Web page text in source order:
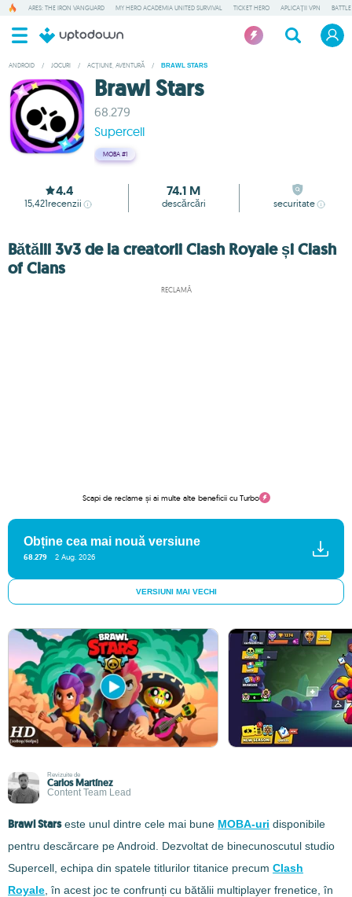
ARES: THE IRON VANGUARD MY HERO ACADEMIA UNITED SURVIVAL TICKET HERO APLICAȚII VPN
ANDROID / JOCURI / ACȚIUNE, AVENTURĂ / BRAWL STARS
Brawl Stars
68.279
Supercell
MOBA #1
4.4
15,421recenzii
74.1 M
descărcări securitate
Bătălii 3v3 de la creatorii Clash Royale și Clash
of Clans
RECLAMĂ
Scapi de reclame și ai multe alte beneficii cu Turbo
Obține cea mai nouă versiune
68.279 2 Aug. 2026
VERSIUNI MAI VECHI
Revizuite de
Carlos Martínez
Content Team Lead
Brawl Starseste unul dintre cele mai bune MOBA-uri disponibile
pentru descărcare pe Android. Dezvoltat de binecunoscutul studio
Supercell, echipa din spatele titlurilor titanice precum Clash
Royale , în acest joc te confrunți cu bătălii multiplayer frenetice, în